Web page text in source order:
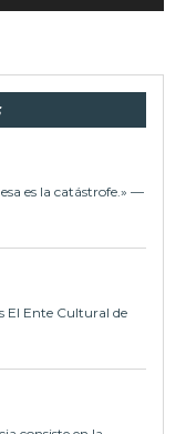
es la catástrofe.» —
El Ente Cultural de